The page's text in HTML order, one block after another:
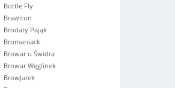
Bottle Fly
Brawitun
Brodaty Pająk
Bromaniack
Browar u Świdra
Browar Węglinek
BrowJarek